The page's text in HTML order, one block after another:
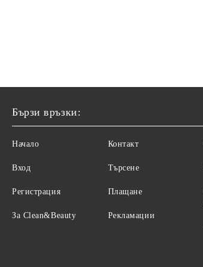
Бързи връзки:
Начало
Вход
Регистрация
За Clean&Beauty
Контакт
Търсене
Плащане
Рекламации